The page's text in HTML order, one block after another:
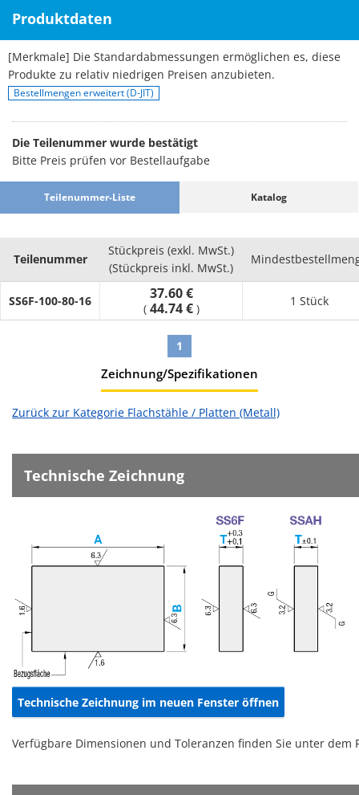
Produktdaten
[Merkmale] Die Standardabmessungen ermöglichen es, diese
Produkte zu relativ niedrigen Preisen anzubieten.
Bestellmengen erweitert (D-JIT)
Die Teilenummer wurde bestätigt
Bitte Preis prüfen vor Bestellaufgabe
Teilenummer-Liste Katalog
Teilenummer
Stückpreis (exkl. MwSt.)
(Stückpreis inkl. MwSt.)
SS6F-100-80-16 37.60 €
( 44.74 € )
1 Stück
1
Zeichnung/Spezifikationen
Zurück zur Kategorie Flachstähle / Platten (Metall)
Technische Zeichnung
Technische Zeichnung im neuen Fenster öffnen
Verfügbare Dimensionen und Toleranzen finden Sie unter dem